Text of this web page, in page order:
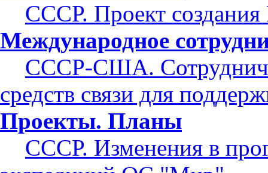
СССР. Проект
Международное
СССР-США.
средств связи для
Проекты. Планы
СССР. Изменения в